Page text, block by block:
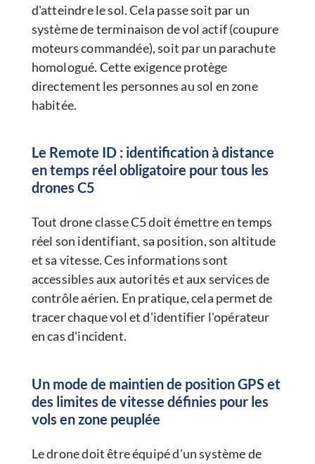
d'atteindre le sol. Cela passe soit par un
système de terminaison de vol actif (coupure
moteurs commandée), soit par un parachute
homologué. Cette exigence protège
directement les personnes au sol en zone
habitée.
Le Remote ID : identification à distance
en temps réel obligatoire pour tous les
drones C5
Tout drone classe C5 doit émettre en temps
réel son identifiant, sa position, son altitude
et sa vitesse. Ces informations sont
accessibles aux autorités et aux services de
contrôle aérien. En pratique, cela permet de
tracer chaque vol et d'identifier l'opérateur
en cas d'incident.
Un mode de maintien de position GPS et
des limites de vitesse définies pour les
vols en zone peuplée
Le drone doit être équipé d'un système de